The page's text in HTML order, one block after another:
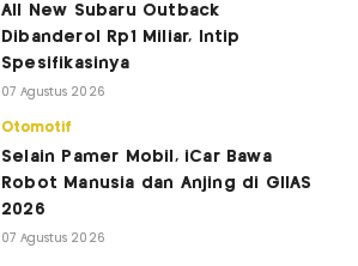
All New Subaru Outback
Dibanderol Rp1 Miliar, Intip
Spesifikasinya
07 Agustus 2026
Otomotif
Selain Pamer Mobil, iCar Bawa
Robot Manusia dan Anjing di GIIAS
2026
07 Agustus 2026